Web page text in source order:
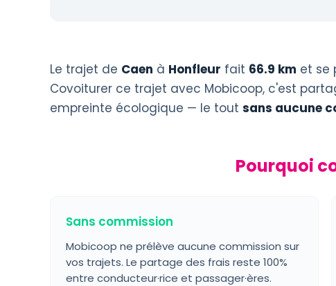
Le trajet de Caen à Honfleur fait 66.9 km et se
Covoiturer ce trajet avec Mobicoop, c'est
empreinte écologique — le tout sans aucune
Pourquoi
Sans commission
Mobicoop ne prélève aucune commission sur
vos trajets. Le partage des frais reste 100%
entre conducteur·rice et passager·ères.